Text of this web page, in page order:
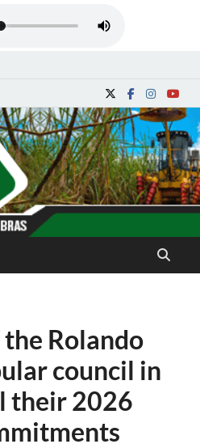
Florida de
y Actualidades de Florida, Camagüey,
Rolando
council in
their 2026